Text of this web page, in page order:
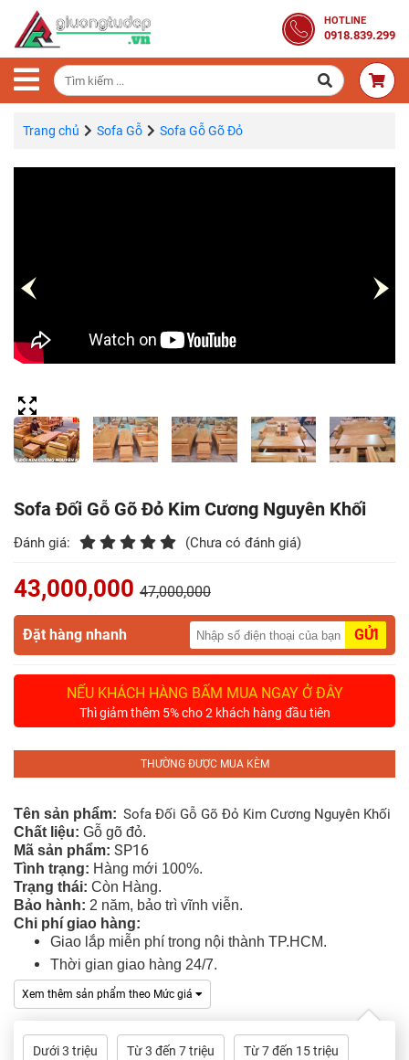
HOTLINE
0918.839.299
Trang
Chủ
Combo
Phòng
Ngủ
Nhiên
Trang
Điểm
Gỗ
Bàn
Tivi
Gỗ
Gỗ
Tủ
Rượu
Tủ
Kệ
Thờ
Nội
Thất
Phòng
Trang chủ Sofa Gỗ Sofa Gỗ Gõ Đỏ
Sofa Đối Gỗ Gõ Đỏ Kim Cương Nguyên Khối
Đánh giá: (Chưa có đánh giá)
43,000,000 47,000,000
Đặt hàng nhanh GỬI
NẾU KHÁCH HÀNG BẤM MUA NGAY Ở ĐÂY
Thì giảm thêm 5% cho 2 khách hàng đầu tiên
THƯỜNG ĐƯỢC MUA KÈM
Tên sản phẩm: Sofa Đối Gỗ Gõ Đỏ Kim Cương Nguyên Khối
Chất liệu: Gỗ gõ đỏ.
Mã sản phẩm: SP16
Tình trạng: Hàng mới 100%.
Trạng thái: Còn Hàng.
Bảo hành: 2 năm, bảo trì vĩnh viễn.
Chi phí giao hàng:
Giao lắp miễn phí trong nội thành TP.HCM.
Thời gian giao hàng 24/7.
Xem thêm sản phẩm theo Mức giá
Dưới 3 triệu Từ 3 đến 7 triệu Từ 7 đến 15 triệu